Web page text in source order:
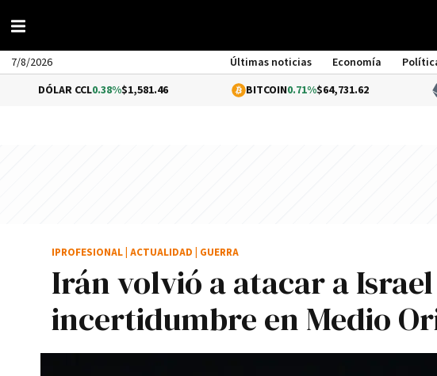
7/8/2026 Últimas noticias Economía
CCL0.38%$1,581.46 BITCOIN0.71%$64,731.62
Irán volvió a atacar a
incertidumbre en Medio
IPROFESIONAL ACTUALIDAD GUERRA